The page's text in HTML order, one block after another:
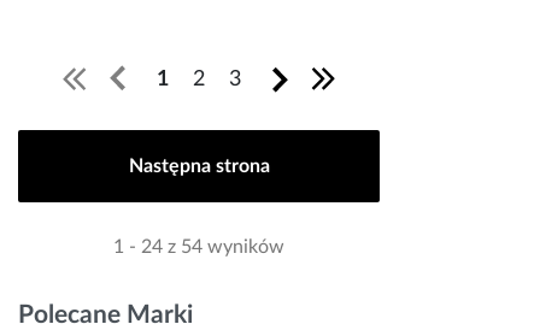
1 2 3
Następna strona
1 - 24 z 54 wyników
Polecane Marki